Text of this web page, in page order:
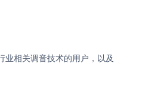
相关调音技术的用户，以及